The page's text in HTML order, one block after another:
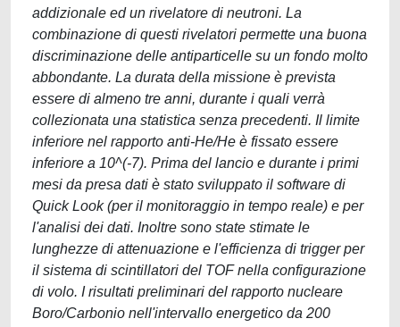
addizionale ed un rivelatore di neutroni. La
combinazione di questi rivelatori permette una buona
discriminazione delle antiparticelle su un fondo molto
abbondante. La durata della missione è prevista
essere di almeno tre anni, durante i quali verrà
collezionata una statistica senza precedenti. Il limite
inferiore nel rapporto anti-He/He è fissato essere
inferiore a 10^(-7). Prima del lancio e durante i primi
mesi da presa dati è stato sviluppato il software di
Quick Look (per il monitoraggio in tempo reale) e per
l'analisi dei dati. Inoltre sono state stimate le
lunghezze di attenuazione e l'efficienza di trigger per
il sistema di scintillatori del TOF nella configurazione
di volo. I risultati preliminari del rapporto nucleare
Boro/Carbonio nell'intervallo energetico da 200